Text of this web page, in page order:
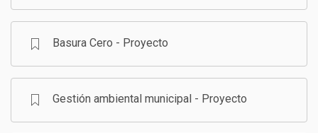
Basura Cero - Proyecto
Gestión ambiental municipal - Proyecto